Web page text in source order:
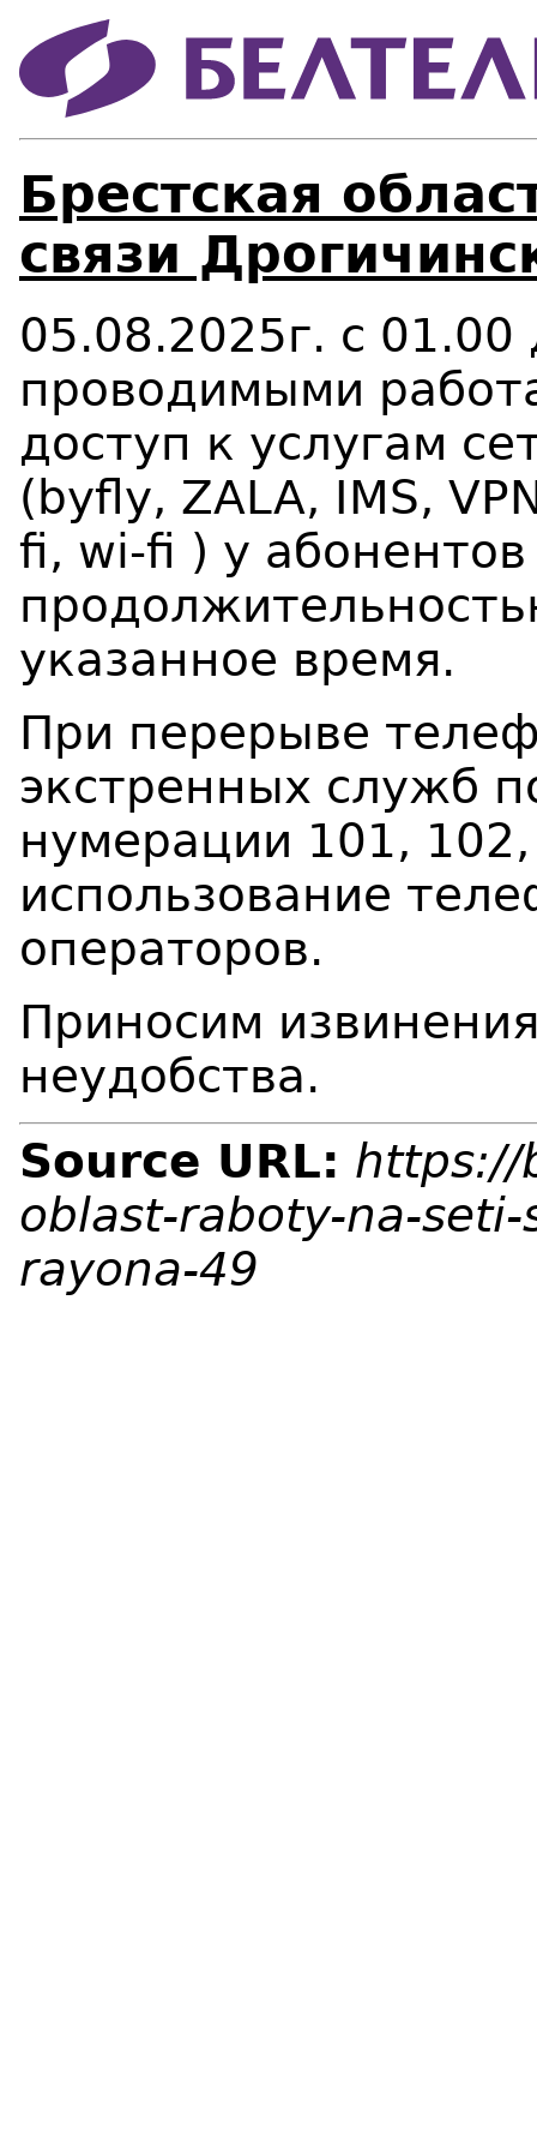
Брестская
связи
05.08.2025г. с 01.00
проводимыми
доступ к услугам
( byfly, ZALA, IMS,
fi, wi-fi ) у
указанное время.
При перерыве
экстренных служб
нумерации 101,
использование
операторов.
Приносим
неудобства.
Source URL: https://
oblast-raboty-na-
rayona-49